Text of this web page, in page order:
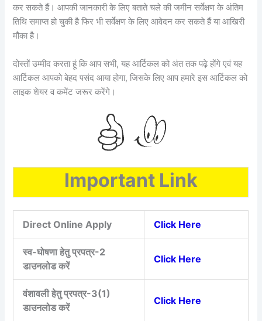
कर सकते हैं। आपकी जानकारी के लिए बताते चले की जमीन सर्वेक्षण के अंतिम
तिथि समाप्त हो चुकी है फिर भी सर्वेक्षण के लिए आवेदन कर सकते हैं या आखिरी
मौका है।
दोस्तों उम्मीद करता हूं कि आप सभी, यह आर्टिकल को अंत तक पढ़े होंगे एवं यह
आर्टिकल आपको बेहद पसंद आया होगा, जिसके लिए आप हमारे इस आर्टिकल को
लाइक शेयर व कमेंट जरूर करेंगे।
Important Link
Direct Online Apply Click Here
स्व-घोषणा हेतु प्रपत्र-2
डाउनलोड करें
Click Here
वंशावली हेतु प्रपत्र-3(1)
डाउनलोड करें
Click Here